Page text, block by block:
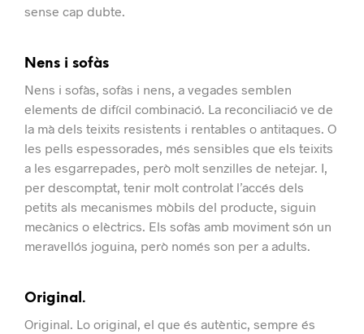
sense cap dubte.
Nens i sofàs
Nens i sofàs, sofàs i nens, a vegades semblen
elements de difícil combinació. La reconciliació ve de
la mà dels teixits resistents i rentables o antitaques. O
les pells espessorades, més sensibles que els teixits
a les esgarrepades, però molt senzilles de netejar. I,
per descomptat, tenir molt controlat l’accés dels
petits als mecanismes mòbils del producte, siguin
mecànics o elèctrics. Els sofàs amb moviment són un
meravellós joguina, però només son per a adults.
Original.
Original. Lo original, el que és autèntic, sempre és